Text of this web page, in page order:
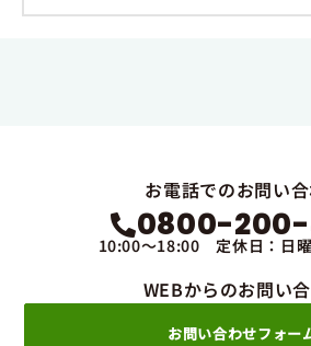
お電話でのお問い
0800-200-
10:00～18:00 定休日：日
WEBからのお問い
お問い合わせフォー